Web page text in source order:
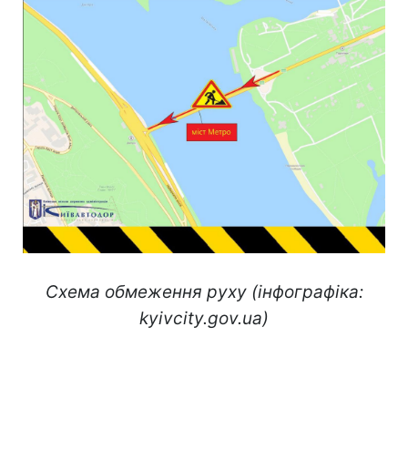
Схема обмеження руху (інфографіка:
kyivcity.gov.ua)